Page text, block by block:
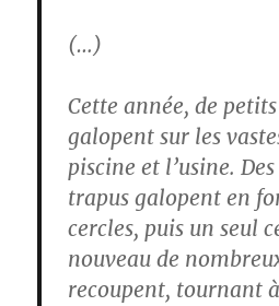
(…)
Cette année, de
galopent sur les
piscine et l’usine.
trapus galopent en
cercles, puis un seul
nouveau de
recoupent, tournant